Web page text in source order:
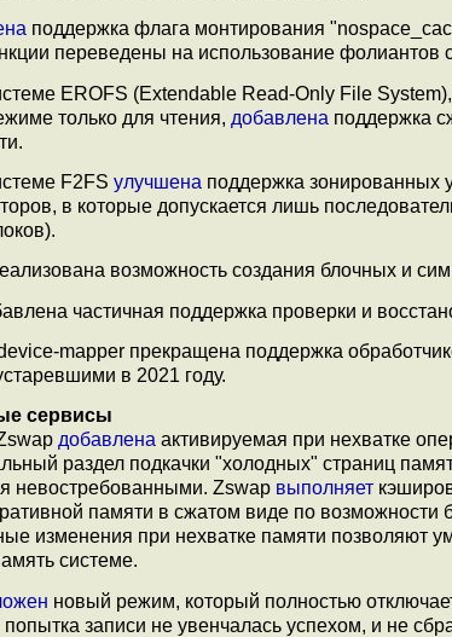
поддержка флага монтирования
переведены на использование фолиантов
EROFS (Extendable Read-Only File
только для чтения, добавлена поддержка
F2FS улучшена поддержка зонированных
в которые допускается лишь
возможность создания блочных и
частичная поддержка проверки и
mapper прекращена поддержка
в 2021 году.
сервисы
добавлена активируемая при нехватке
раздел подкачки "холодных" страниц
невостребованными. Zswap выполняет
памяти в сжатом виде по возможности
изменения при нехватке памяти позволяют
системе.
новый режим, который полностью
попытка записи не увенчалась успехом, и не